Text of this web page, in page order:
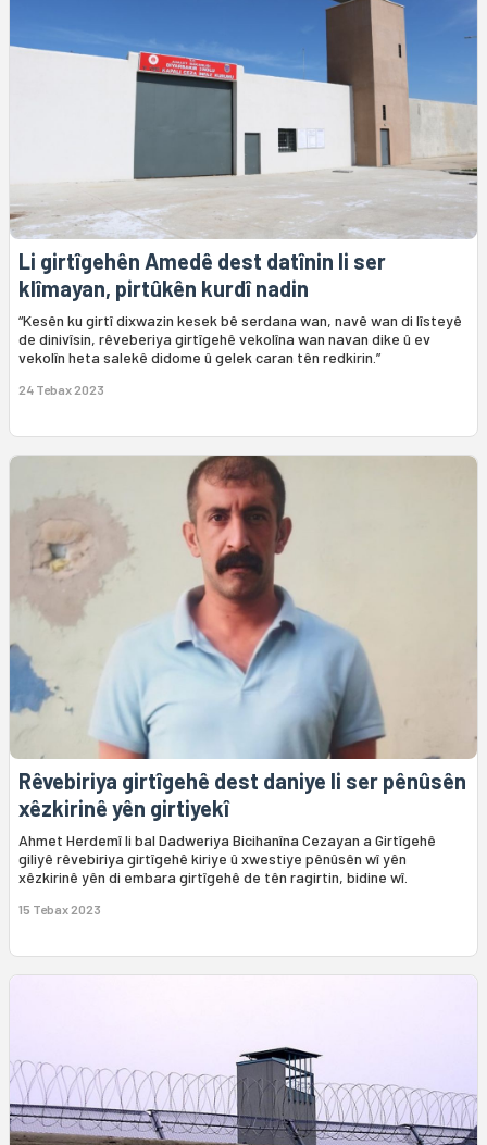
Li girtîgehên Amedê dest datînin li ser
klîmayan, pirtûkên kurdî nadin
“Kesên ku girtî dixwazin kesek bê serdana wan, navê wan di lîsteyê
de dinivîsin, rêveberiya girtîgehê vekolîna wan navan dike û ev
vekolîn heta salekê didome û gelek caran tên redkirin.”
24 Tebax 2023
Rêvebiriya girtîgehê dest daniye li ser pênûsên
xêzkirinê yên girtiyekî
Ahmet Herdemî li bal Dadweriya Bicihanîna Cezayan a Girtîgehê
giliyê rêvebiriya girtîgehê kiriye û xwestiye pênûsên wî yên
xêzkirinê yên di embara girtîgehê de tên ragirtin, bidine wî.
15 Tebax 2023